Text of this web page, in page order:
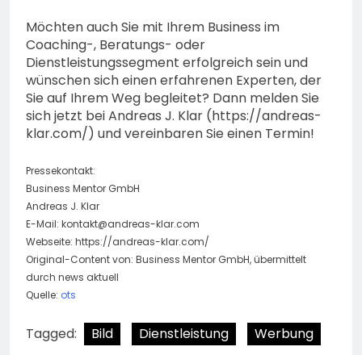
Möchten auch Sie mit Ihrem Business im
Coaching-, Beratungs- oder
Dienstleistungssegment erfolgreich sein und
wünschen sich einen erfahrenen Experten, der
Sie auf Ihrem Weg begleitet? Dann melden Sie
sich jetzt bei Andreas J. Klar (https://andreas-
klar.com/) und vereinbaren Sie einen Termin!
Pressekontakt:
Business Mentor GmbH
Andreas J. Klar
E-Mail: kontakt@andreas-klar.com
Webseite: https://andreas-klar.com/
Original-Content von: Business Mentor GmbH, übermittelt
durch news aktuell
Quelle: ots
Tagged: Bild Dienstleistung Werbung